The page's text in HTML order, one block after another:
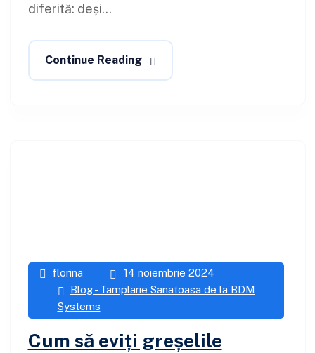
diferită: deși...
Continue Reading
florina
14 noiembrie 2024
Blog - Tamplarie Sanatoasa de la BDM
Systems
Cum să eviți greșelile